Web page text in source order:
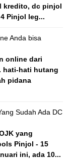
kredito, dc pinjol
Pinjol leg...
Anda bisa
online dari
hati-hati hutang
pidana
Sudah Ada DC
yang
Pinjol - 15
ini, ada 10...